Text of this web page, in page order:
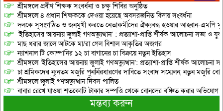
শ্রীমঙ্গলে প্রবীণ শিক্ষক সংবর্ধনা ও চক্ষু শিবির অনুষ্ঠিত
শ্রীমঙ্গলে ৪ প্রধান শিক্ষককে দেওয়া হয়েছে অবসরজনিত বিদায় সংবর্ধনা
দলকে সুসংগঠিত ও জনমুখী করতে নেতাকর্মীদের ঐক্যবদ্ধ হওয়ার আহ্বান-এমপি
‘ইতিহাসের আয়নায় জুলাই গণঅভ্যুত্থান’ : প্রত্যাশা-প্রাপ্তি শীর্ষক আলোচনা সভা ও
মাছ ধরার জালে আটকে মা/রা গেল বিশাল আকৃতির অজগর
ন্যাশনাল টি কোম্পানির ১২ চা বাগানের চা বিক্রয়ে নতুন ইতিহাস
শ্রীমঙ্গলে ‘ইতিহাসের আয়নায় জুলাই গণঅভ্যুত্থান’: প্রত্যাশা-প্রাপ্তি শীর্ষক আলোচনা
চা শ্রমিকদের ন্যুনতম মজুরি পুনর্নিরধারণের দাবিতে সংবাদ সম্মেলন, নতুন মজুরি
শ্রীমঙ্গলে জুলাই গণঅভ্যুত্থান দিবস পালিত
বাবার রেখে যাওয়া শতকোটি টাকার সম্পত্তি থেকে বোনদের বঞ্চিত করার অভিযোগ
মন্তব্য করুন